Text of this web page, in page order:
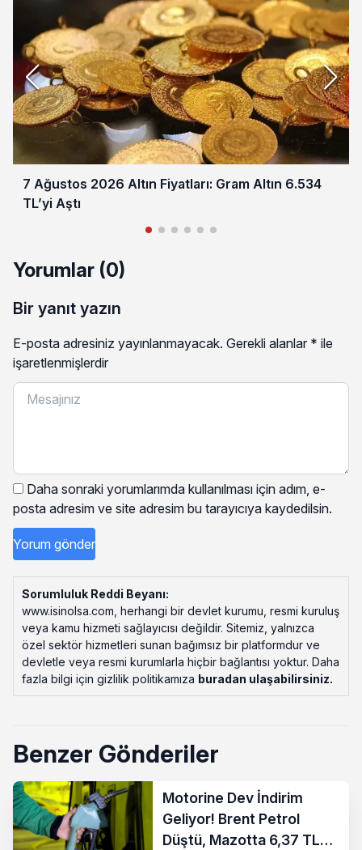
7 Ağustos 2026 Altın Fiyatları: Gram Altın 6.534
TL’yi Aştı
Yorumlar (0)
Bir yanıt yazın
E-posta adresiniz yayınlanmayacak. Gerekli alanlar * ile
işaretlenmişlerdir
Daha sonraki yorumlarımda kullanılması için adım, e-
posta adresim ve site adresim bu tarayıcıya kaydedilsin.
Sorumluluk Reddi Beyanı:
www.isinolsa.com, herhangi bir devlet kurumu, resmi kuruluş
veya kamu hizmeti sağlayıcısı değildir. Sitemiz, yalnızca
özel sektör hizmetleri sunan bağımsız bir platformdur ve
devletle veya resmi kurumlarla hiçbir bağlantısı yoktur. Daha
fazla bilgi için gizlilik politikamıza buradan ulaşabilirsiniz.
Benzer Gönderiler
Motorine Dev İndirim
Geliyor! Brent Petrol
Düştü, Mazotta 6,37 TL